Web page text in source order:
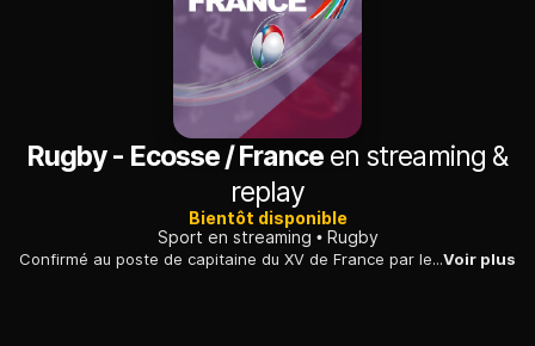
Rugby - Ecosse / Franceen streaming &
replay
Bientôt disponible
Sport en streaming
Rugby
Confirmé au poste de capitaine du XV de France par le nouvel sélectionneur Jacques Brunel, Guilhem Guirado espère emmener les siens à la victoire sur la pelouse de Murrayfield.Voir plus